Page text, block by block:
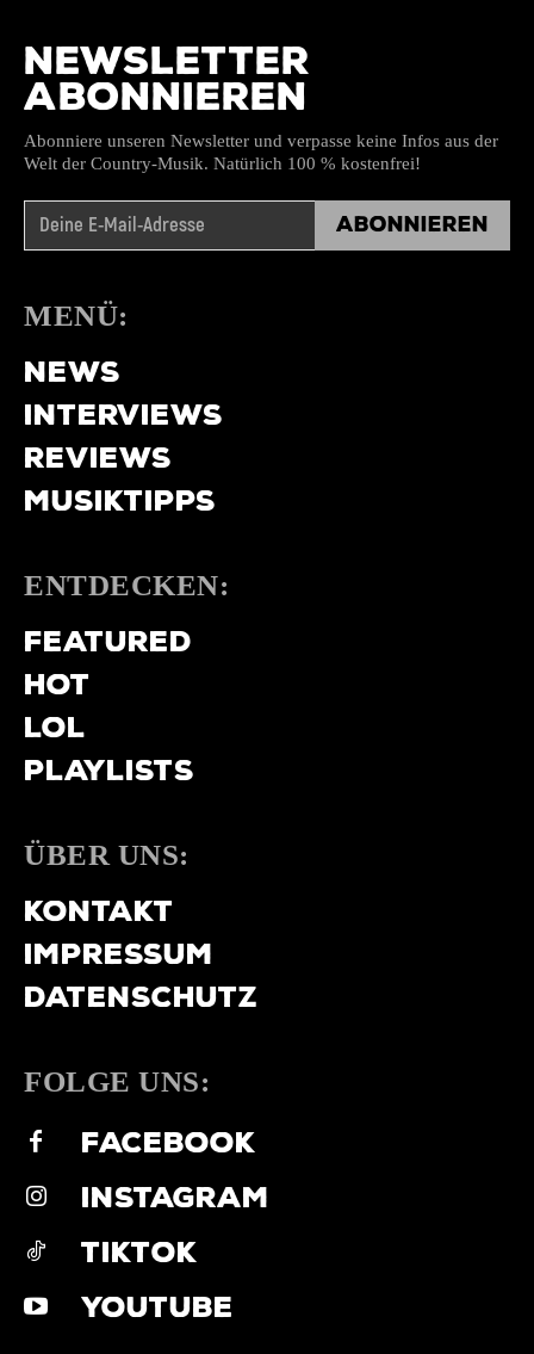
NEWSLETTER
ABONNIEREN
Abonniere unseren Newsletter und verpasse keine Infos aus der
Welt der Country-Musik. Natürlich 100 % kostenfrei!
Abonnieren
MENÜ:
NEWS
INTERVIEWS
REVIEWS
MUSIKTIPPS
ENTDECKEN:
FEATURED
HOT
LOL
PLAYLISTS
ÜBER UNS:
KONTAKT
IMPRESSUM
DATENSCHUTZ
FOLGE UNS:
FACEBOOK
INSTAGRAM
TIKTOK
YOUTUBE